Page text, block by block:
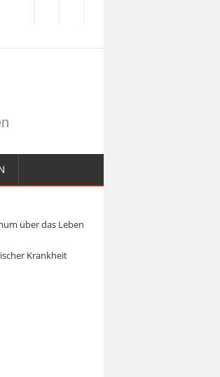
über das Leben
Krankheit